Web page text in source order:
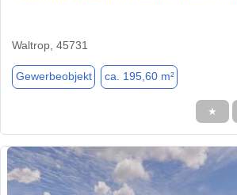
Waltrop, 45731
Gewerbeobjekt ca. 195,60 m²
★